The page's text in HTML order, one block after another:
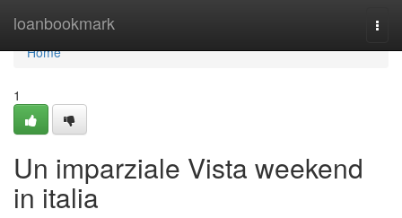
loanbookmark
Home
Home
1
Un imparziale Vista weekend
in italia